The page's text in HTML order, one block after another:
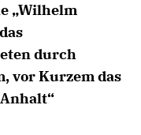
„Wilhelm
durch
vor Kurzem das